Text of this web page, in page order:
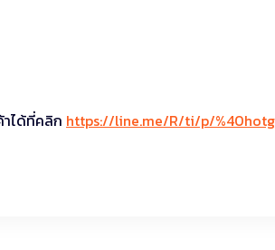
ได้ที่คลิก https://line.me/R/ti/p/